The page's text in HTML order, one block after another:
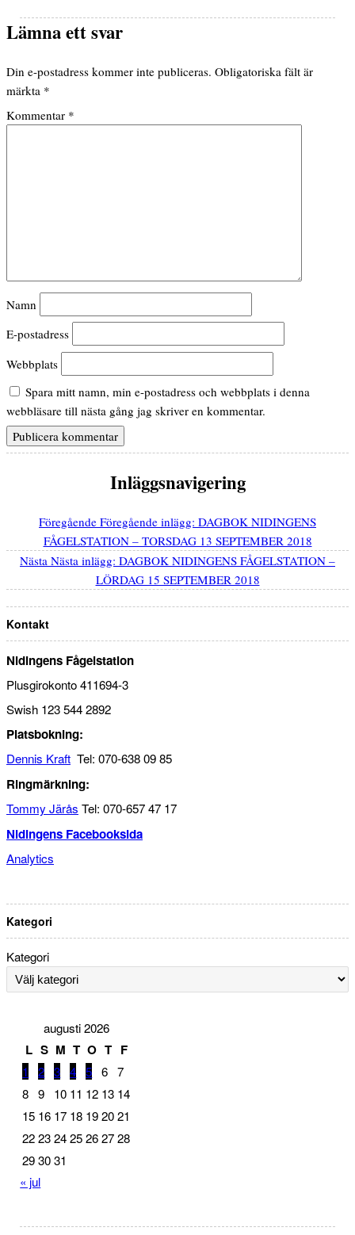
Lämna ett svar
Din e-postadress kommer inte publiceras. Obligatoriska fält är
märkta *
Kommentar *
Namn
E-postadress
Webbplats
Spara mitt namn, min e-postadress och webbplats i denna
webbläsare till nästa gång jag skriver en kommentar.
Inläggsnavigering
Föregående Föregående inlägg: DAGBOK NIDINGENS
FÅGELSTATION – TORSDAG 13 SEPTEMBER 2018
Nästa Nästa inlägg: DAGBOK NIDINGENS FÅGELSTATION –
LÖRDAG 15 SEPTEMBER 2018
Kontakt
Nidingens Fågelstation
Plusgirokonto 411694-3
Swish 123 544 2892
Platsbokning:
Dennis Kraft Tel: 070-638 09 85
Ringmärkning:
Tommy Järås Tel: 070-657 47 17
Nidingens Facebooksida
Analytics
Kategori
Kategori
augusti 2026
L S M T O T F
1 2 3 4 5 6 7
8 9 10 11 12 13 14
15 16 17 18 19 20 21
22 23 24 25 26 27 28
29 30 31
« jul